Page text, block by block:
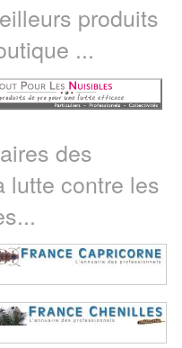
produits
...
des
lutte contre les